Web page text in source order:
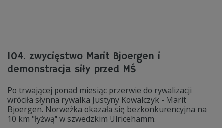
104. zwycięstwo Marit Bjoergen i
demonstracja siły przed MŚ
Po trwającej ponad miesiąc przerwie do rywalizacji
wróciła słynna rywalka Justyny Kowalczyk - Marit
Bjoergen. Norweżka okazała się bezkonkurencyjna na
10 km "łyżwą" w szwedzkim Ulricehamm.